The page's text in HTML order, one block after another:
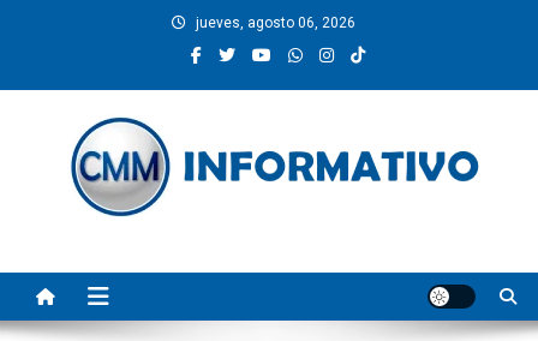
jueves, agosto 06, 2026